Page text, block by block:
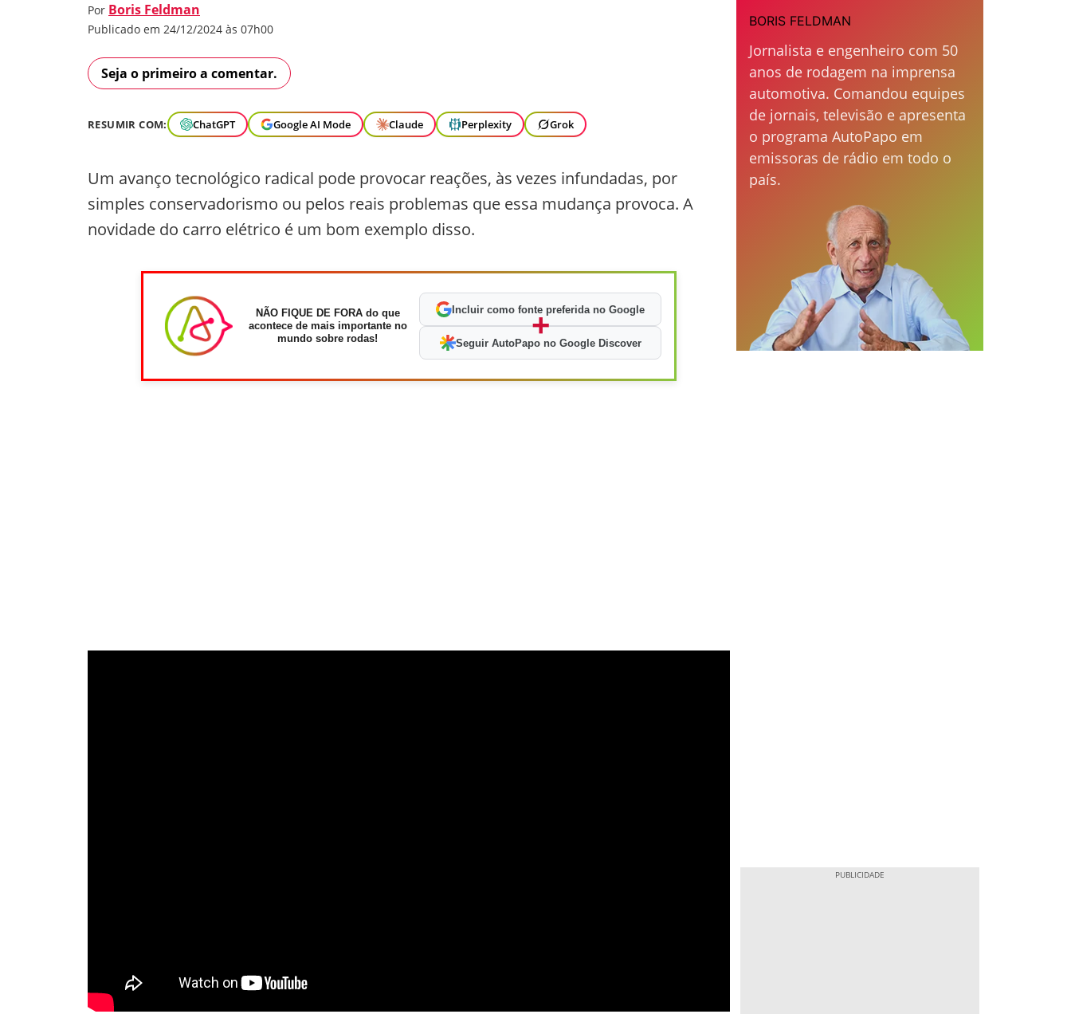
Por Boris Feldman
Publicado em 24/12/2024 às 07h00
Seja o primeiro a comentar.
RESUMIR COM: ChatGPT Google AI Mode Claude Perplexity Grok
Um avanço tecnológico radical pode provocar reações, às vezes infundadas, por
simples conservadorismo ou pelos reais problemas que essa mudança provoca. A
novidade do carro elétrico é um bom exemplo disso.
NÃO FIQUE DE FORA do que
acontece de mais importante no
mundo sobre rodas!
Incluir como fonte preferida no Google
+
Seguir AutoPapo no Google Discover
BORIS FELDMAN
Jornalista e engenheiro com 50
anos de rodagem na imprensa
automotiva. Comandou equipes
de jornais, televisão e apresenta
o programa AutoPapo em
emissoras de rádio em todo o
país.